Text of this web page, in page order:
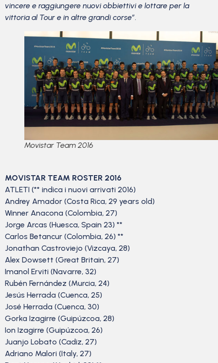
vincere e raggiungere nuovi obbiettivi e lottare per la
vittoria al Tour e in altre grandi corse”.
Movistar Team 2016
MOVISTAR TEAM ROSTER 2016
ATLETI (** indica i nuovi arrivati 2016)
Andrey Amador (Costa Rica, 29 years old)
Winner Anacona (Colombia, 27)
Jorge Arcas (Huesca, Spain 23) **
Carlos Betancur (Colombia, 26) **
Jonathan Castroviejo (Vizcaya, 28)
Alex Dowsett (Great Britain, 27)
Imanol Erviti (Navarre, 32)
Rubén Fernández (Murcia, 24)
Jesús Herrada (Cuenca, 25)
José Herrada (Cuenca, 30)
Gorka Izagirre (Guipúzcoa, 28)
Ion Izagirre (Guipúzcoa, 26)
Juanjo Lobato (Cadiz, 27)
Adriano Malori (Italy, 27)